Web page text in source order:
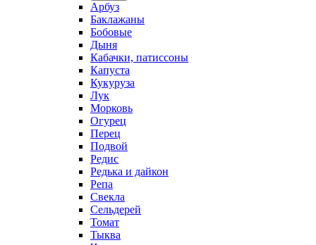
Арбуз
Баклажаны
Бобовые
Дыня
Кабачки, патиссоны
Капуста
Кукуруза
Лук
Морковь
Огурец
Перец
Подвой
Редис
Редька и дайкон
Репа
Свекла
Сельдерей
Томат
Тыква